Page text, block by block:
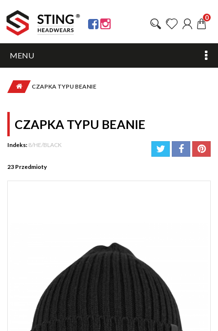
0
MENU
CZAPKA TYPU BEANIE
CZAPKA TYPU BEANIE
Indeks: 8/HE/BLACK
23 Przedmioty